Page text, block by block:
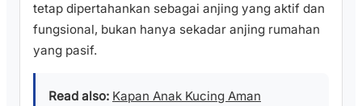
tetap dipertahankan sebagai anjing yang aktif dan
fungsional, bukan hanya sekadar anjing rumahan
yang pasif.
Read also: Kapan Anak Kucing Aman